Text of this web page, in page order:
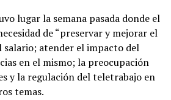
lugar la semana pasada donde el
de “preservar y mejorar el
salario; atender el impacto del
en el mismo; la preocupación
y la regulación del teletrabajo en
temas.